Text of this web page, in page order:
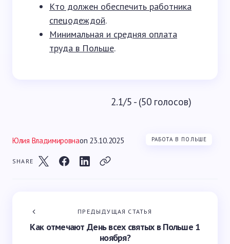
Кто должен обеспечить работника
спецодеждой.
Минимальная и средняя оплата
труда в Польше.
2.1/5 - (50 голосов)
Юлия Владимировнаon 23.10.2025 РАБОТА В ПОЛЬШЕ
SHARE
ПРЕДЫДУЩАЯ СТАТЬЯ
Как отмечают День всех святых в Польше 1
ноября?